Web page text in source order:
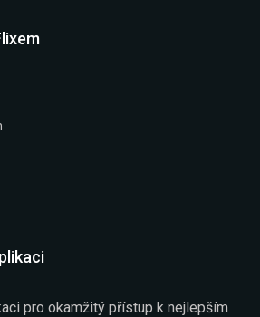
pro okamžitý přístup k nejlepším